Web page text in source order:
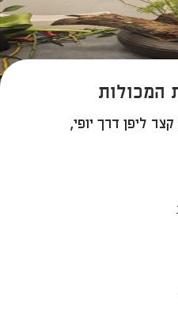
המכולות
ליפן דרך יופי,